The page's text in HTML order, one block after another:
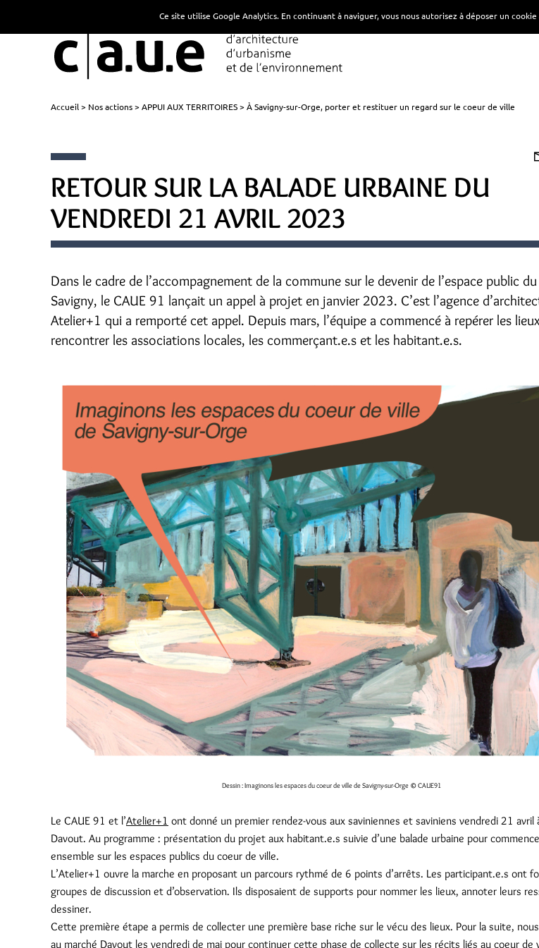
Accueil Nos actions APPUI AUX TERRITOIRES À Savigny-sur-Orge, porter et restituer un regard sur le coeur de ville
RETOUR SUR LA BALADE URBAINE DU
VENDREDI 21 AVRIL 2023
Dans le cadre de l’accompagnement de la commune sur le devenir de l’espace public
Savigny, le CAUE 91 lançait un appel à projet en janvier 2023. C’est l’agence
Atelier+1 qui a remporté cet appel. Depuis mars, l’équipe a commencé à repérer les
rencontrer les associations locales, les commerçant.e.s et les habitant.e.s.
Dessin : Imaginons les espaces du coeur de ville de Savigny-sur-Orge © CAUE91
Le CAUE 91 et l’Atelier+1 ont donné un premier rendez-vous aux saviniennes et saviniens vendredi 21 avril
Davout. Au programme : présentation du projet aux habitant.e.s suivie d’une balade urbaine pour
ensemble sur les espaces publics du coeur de ville.
L’Atelier+1 ouvre la marche en proposant un parcours rythmé de 6 points d’arrêts. Les participant.e.s ont
groupes de discussion et d’observation. Ils disposaient de supports pour nommer les lieux, annoter leurs
dessiner.
Cette première étape a permis de collecter une première base riche sur le vécu des lieux. Pour la suite,
au marché Davout les vendredi de mai pour continuer cette phase de collecte sur les récits liés au coeur de
Ce site utilise Google Analytics. En continuant à naviguer, vous nous autorisez à déposer un